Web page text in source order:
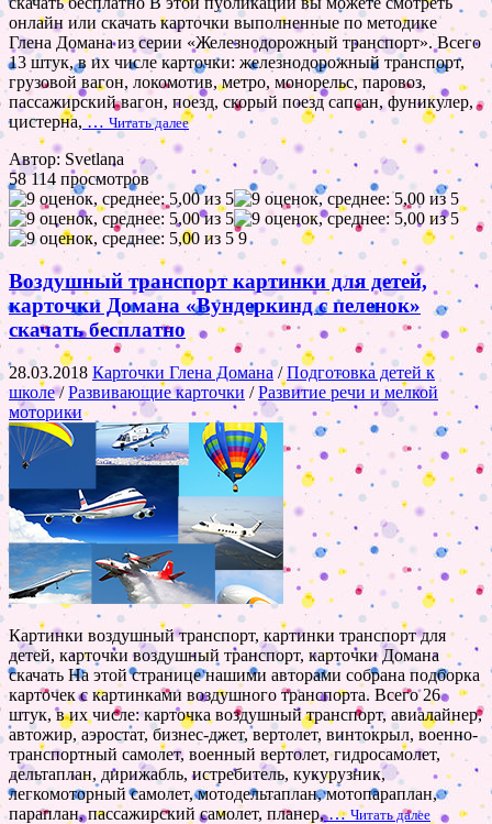
онлайн или скачать карточки выполненные по методике
Глена Домана из серии «Железнодорожный транспорт». Всего
13 штук, в их числе карточки: железнодорожный транспорт,
грузовой вагон, локомотив, метро, монорельс, паровоз,
пассажирский вагон, поезд, скорый поезд сапсан, фуникулер,
цистерна, … Читать далее
Автор: Svetlana
58 114 просмотров
9
Воздушный транспорт картинки для детей,
карточки Домана «Вундеркинд с пеленок»
скачать бесплатно
28.03.2018 Карточки Глена Домана/Подготовка детей к
школе/Развивающие карточки /Развитие речи и мелкой
моторики
Картинки воздушный транспорт, картинки транспорт для
детей, карточки воздушный транспорт, карточки Домана
скачать На этой странице нашими авторами собрана подборка
карточек с картинками воздушного транспорта. Всего 26
штук, в их числе: карточка воздушный транспорт, авиалайнер,
автожир, аэростат, бизнес-джет, вертолет, винтокрыл, военно-
транспортный самолет, военный вертолет, гидросамолет,
дельтаплан, дирижабль, истребитель, кукурузник,
легкомоторный самолет, мотодельтаплан, мотопараплан,
параплан, пассажирский самолет, планер,… Читать далее